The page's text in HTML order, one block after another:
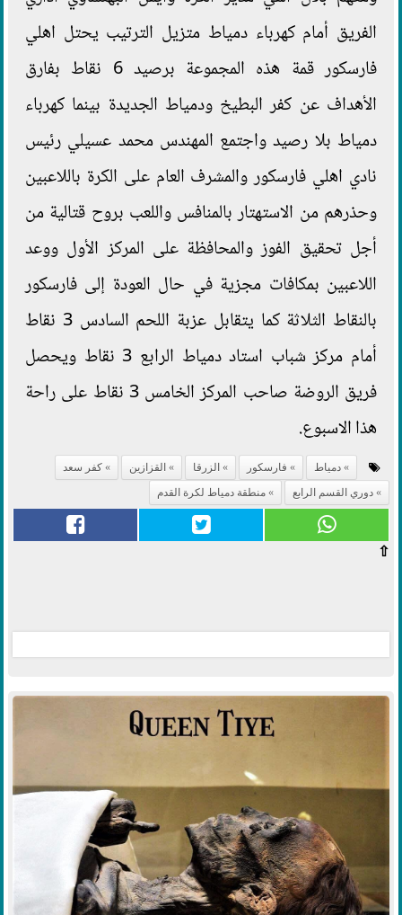
الفريق أمام كهرباء دمياط متزيل الترتيب يحتل اهلي
فارسكور قمة هذه المجموعة برصيد 6 نقاط بفارق
الأهداف عن كفر البطيخ ودمياط الجديدة بينما كهرباء
دمياط بلا رصيد واجتمع المهندس محمد عسيلي رئيس
نادي اهلي فارسكور والمشرف العام على الكرة باللاعبين
وحذرهم من الاستهتار بالمنافس واللعب بروح قتالية من
أجل تحقيق الفوز والمحافظة على المركز الأول ووعد
اللاعبين بمكافات مجزية في حال العودة إلى فارسكور
بالنقاط الثلاثة كما يتقابل عزبة اللحم السادس 3 نقاط
أمام مركز شباب استاد دمياط الرابع 3 نقاط ويحصل
فريق الروضة صاحب المركز الخامس 3 نقاط على راحة
هذا الاسبوع.
دمياط فارسكور الزرقا القزازين
كفر سعد
دوري القسم الرابع
منطقة دمياط لكرة القدم
⇧